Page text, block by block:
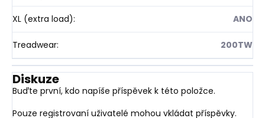
XL (extra load): ANO
Treadwear: 200TW
Diskuze
Buďte první, kdo napíše příspěvek k této položce.
Pouze registrovaní uživatelé mohou vkládat příspěvky.